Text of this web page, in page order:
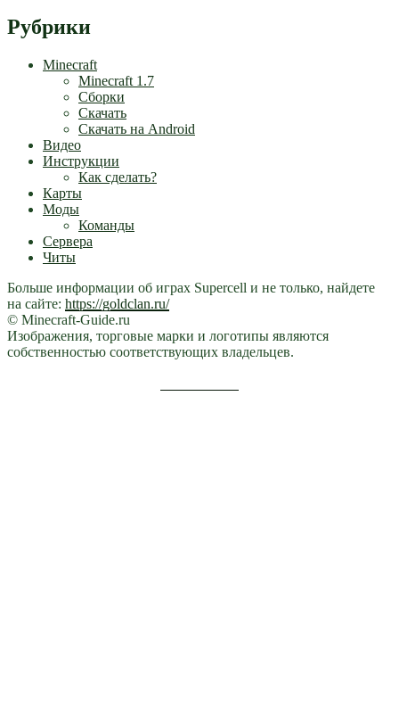
Рубрики
Minecraft
Minecraft 1.7
Сборки
Скачать
Скачать на Android
Видео
Инструкции
Как сделать?
Карты
Моды
Команды
Сервера
Читы
Больше информации об играх Supercell и не только, найдете
на сайте: https://goldclan.ru/
© Minecraft-Guide.ru
Изображения, торговые марки и логотипы являются
собственностью соответствующих владельцев.